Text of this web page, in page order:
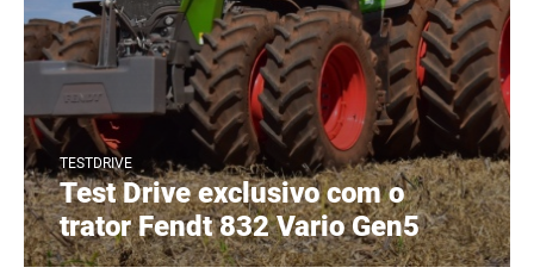
TESTDRIVE
Test Drive exclusivo com o
trator Fendt 832 Vario Gen5